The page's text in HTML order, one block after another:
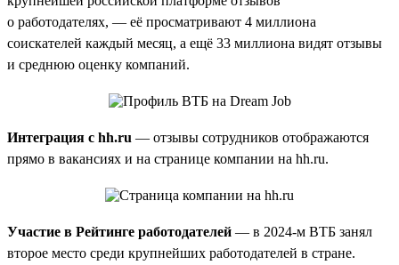
о работодателях, — её просматривают 4 миллиона
соискателей каждый месяц, а ещё 33 миллиона видят отзывы
и среднюю оценку компаний.
Интеграция с hh.ru — отзывы сотрудников отображаются
прямо в вакансиях и на странице компании на hh.ru.
Участие в Рейтинге работодателей — в 2024-м ВТБ занял
второе место среди крупнейших работодателей в стране.